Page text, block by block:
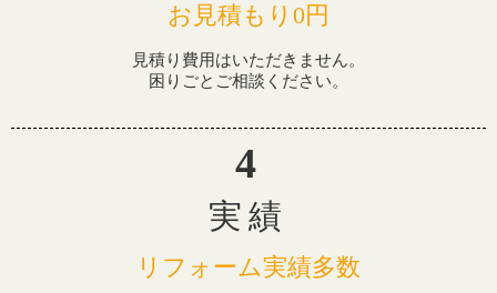
お見積もり0円
見積り費用はいただきません。
困りごとご相談ください。
実績
リフォーム実績多数